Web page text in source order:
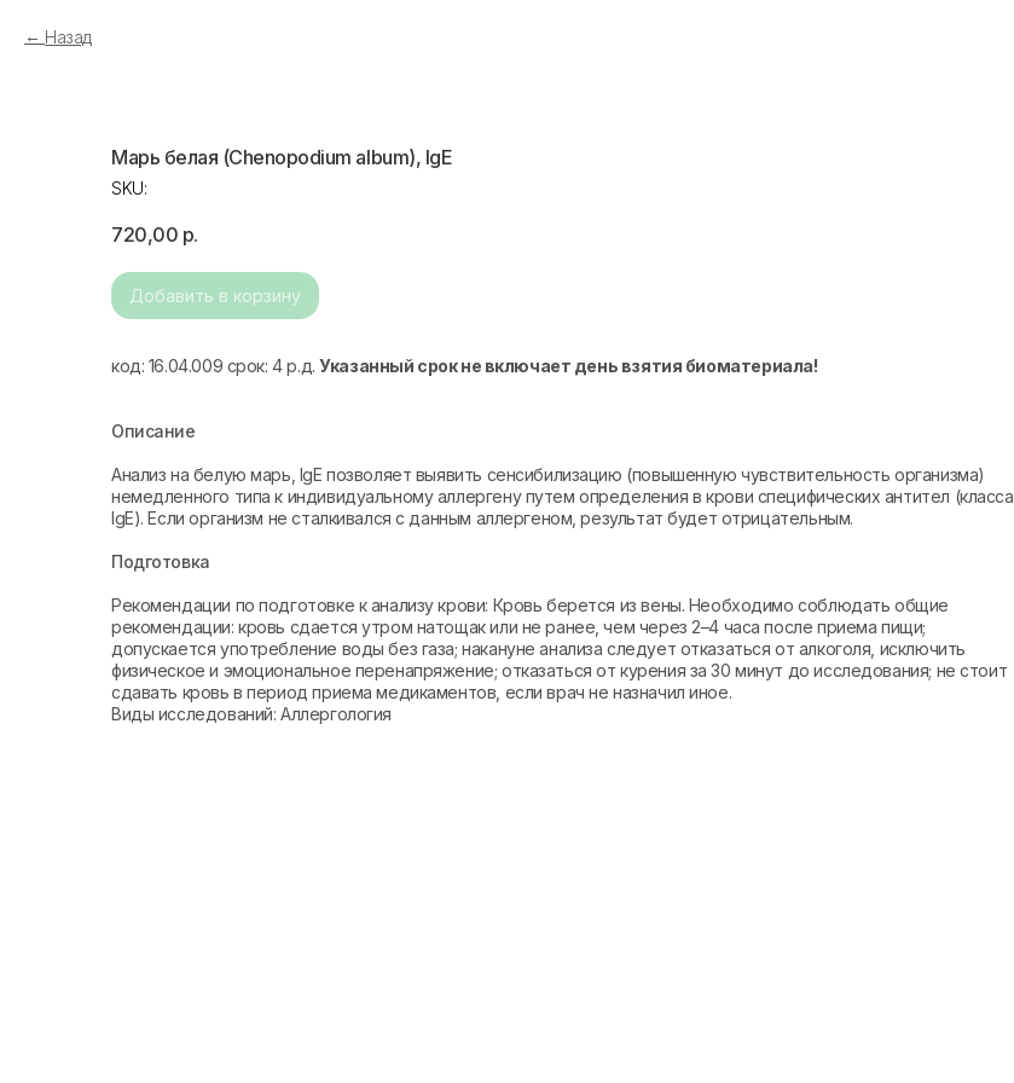
Назад
Марь белая (Chenopodium album), IgE
SKU:
720,00 р.
Добавить в корзину
код: 16.04.009 срок: 4 р.д.Указанный срок не включает день взятия биоматериала!
Описание
Анализ на белую марь, IgE позволяет выявить сенсибилизацию (повышенную чувствительность организма)
немедленного типа к индивидуальному аллергену путем определения в крови специфических антител (класса
IgE). Если организм не сталкивался с данным аллергеном, результат будет отрицательным.
Подготовка
Рекомендации по подготовке к анализу крови: Кровь берется из вены. Необходимо соблюдать общие
рекомендации: кровь сдается утром натощак или не ранее, чем через 2–4 часа после приема пищи;
допускается употребление воды без газа; накануне анализа следует отказаться от алкоголя, исключить
физическое и эмоциональное перенапряжение; отказаться от курения за 30 минут до исследования; не стоит
сдавать кровь в период приема медикаментов, если врач не назначил иное.
Виды исследований: Аллергология